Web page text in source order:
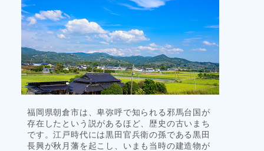
福岡県朝倉市は、卑弥呼で知られる邪馬台国が
存在したという説があるほど、歴史の古いまち
です。江戸時代には黒田官兵衛の孫である黒田
長興が秋月藩を起こし、いまも当時の建造物が